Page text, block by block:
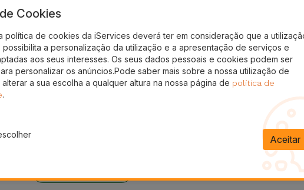
Pagamento SSL 100% Seguro
produtos que precisa
Envios
Receba o
Cookies
política de cookies da iServices deverá ter em consideração que a
a personalização da utilização e a apresentação de serviços e
aos seus interesses. Os seus dados pessoais e cookies podem ser
personalizar os anúncios.Pode saber mais sobre a nossa utilização de
a sua escolha a qualquer altura na nossa página de política de
.
Aceitar